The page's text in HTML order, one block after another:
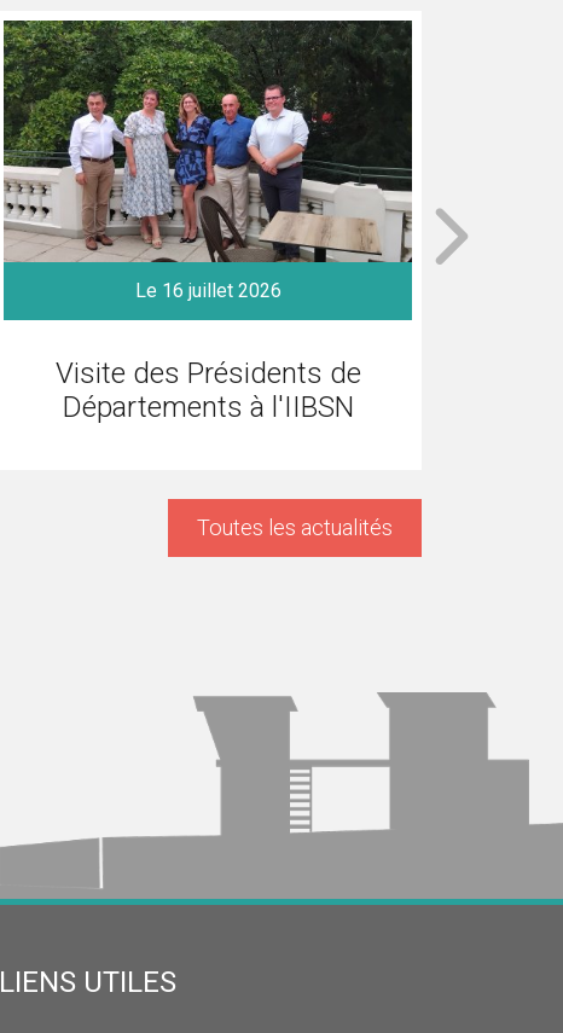
Le 16 juillet 2026
Visite des Présidents de
Départements à l'IIBSN
Toutes les actualités
LIENS UTILES